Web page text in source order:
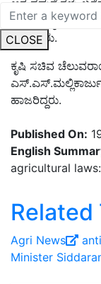
CLOSE
ಆಗ ಸಮಸ್ಯೆಗಳು
ಸರ್ಕಾರ ರೈತರ
ಮಾಡಿದರು.
ಕೃಷಿ ಸಚಿವ
ಹಾಜರಿದ್ದರು.
Published On:
English
agricultural
Related
Agri News
Minister